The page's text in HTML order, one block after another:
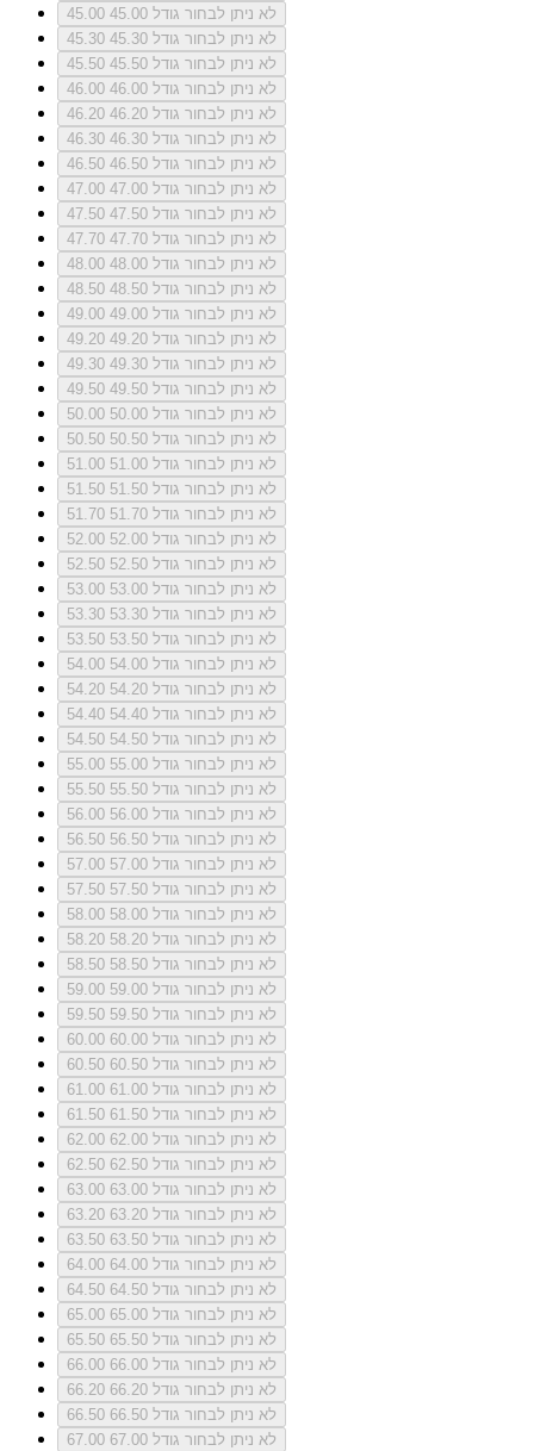
45.00
לא ניתן לבחור גודל 45.00
45.30
לא ניתן לבחור גודל 45.30
45.50
לא ניתן לבחור גודל 45.50
46.00
לא ניתן לבחור גודל 46.00
46.20
לא ניתן לבחור גודל 46.20
46.30
לא ניתן לבחור גודל 46.30
46.50
לא ניתן לבחור גודל 46.50
47.00
לא ניתן לבחור גודל 47.00
47.50
לא ניתן לבחור גודל 47.50
47.70
לא ניתן לבחור גודל 47.70
48.00
לא ניתן לבחור גודל 48.00
48.50
לא ניתן לבחור גודל 48.50
49.00
לא ניתן לבחור גודל 49.00
49.20
לא ניתן לבחור גודל 49.20
49.30
לא ניתן לבחור גודל 49.30
49.50
לא ניתן לבחור גודל 49.50
50.00
לא ניתן לבחור גודל 50.00
50.50
לא ניתן לבחור גודל 50.50
51.00
לא ניתן לבחור גודל 51.00
51.50
לא ניתן לבחור גודל 51.50
51.70
לא ניתן לבחור גודל 51.70
52.00
לא ניתן לבחור גודל 52.00
52.50
לא ניתן לבחור גודל 52.50
53.00
לא ניתן לבחור גודל 53.00
53.30
לא ניתן לבחור גודל 53.30
53.50
לא ניתן לבחור גודל 53.50
54.00
לא ניתן לבחור גודל 54.00
54.20
לא ניתן לבחור גודל 54.20
54.40
לא ניתן לבחור גודל 54.40
54.50
לא ניתן לבחור גודל 54.50
55.00
לא ניתן לבחור גודל 55.00
55.50
לא ניתן לבחור גודל 55.50
56.00
לא ניתן לבחור גודל 56.00
56.50
לא ניתן לבחור גודל 56.50
57.00
לא ניתן לבחור גודל 57.00
57.50
לא ניתן לבחור גודל 57.50
58.00
לא ניתן לבחור גודל 58.00
58.20
לא ניתן לבחור גודל 58.20
58.50
לא ניתן לבחור גודל 58.50
59.00
לא ניתן לבחור גודל 59.00
59.50
לא ניתן לבחור גודל 59.50
60.00
לא ניתן לבחור גודל 60.00
60.50
לא ניתן לבחור גודל 60.50
61.00
לא ניתן לבחור גודל 61.00
61.50
לא ניתן לבחור גודל 61.50
62.00
לא ניתן לבחור גודל 62.00
62.50
לא ניתן לבחור גודל 62.50
63.00
לא ניתן לבחור גודל 63.00
63.20
לא ניתן לבחור גודל 63.20
63.50
לא ניתן לבחור גודל 63.50
64.00
לא ניתן לבחור גודל 64.00
64.50
לא ניתן לבחור גודל 64.50
65.00
לא ניתן לבחור גודל 65.00
65.50
לא ניתן לבחור גודל 65.50
66.00
לא ניתן לבחור גודל 66.00
66.20
לא ניתן לבחור גודל 66.20
66.50
לא ניתן לבחור גודל 66.50
67.00
לא ניתן לבחור גודל 67.00